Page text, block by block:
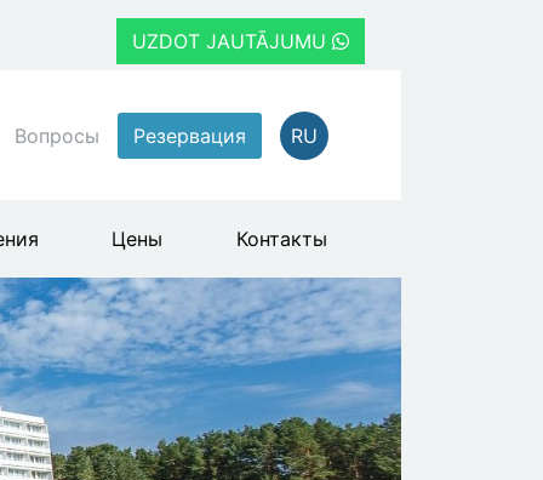
UZDOT JAUTĀJUMU
Вопросы Резервация RU
Цены Контакты